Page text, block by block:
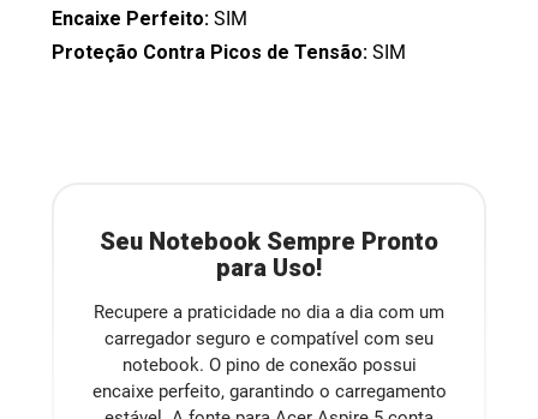
Encaixe Perfeito: SIM
Proteção Contra Picos de Tensão: SIM
Seu Notebook Sempre Pronto
para Uso!
Recupere a praticidade no dia a dia com um
carregador seguro e compatível com seu
notebook. O pino de conexão possui
encaixe perfeito, garantindo o carregamento